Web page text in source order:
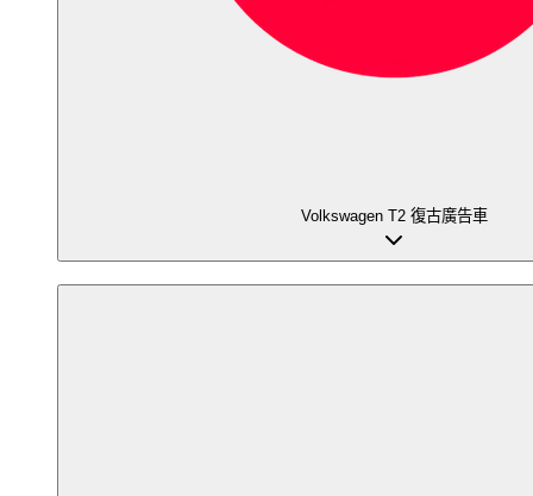
Volkswagen T2 復古廣告車